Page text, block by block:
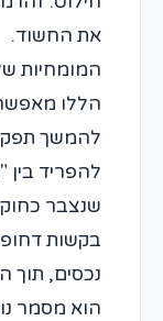
את החשוד.
המומחיות
הללו
להמשך
להפריד בין
שנצבר
בקשות
נכסים, תוך
הוא מסמר